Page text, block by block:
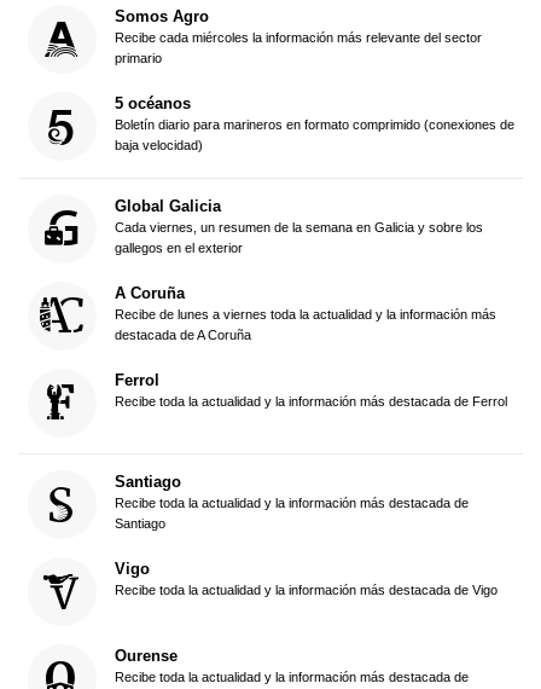
Somos Agro
Recibe cada miércoles la información más relevante del sector
primario
5 océanos
Boletín diario para marineros en formato comprimido (conexiones de
baja velocidad)
Global Galicia
Cada viernes, un resumen de la semana en Galicia y sobre los
gallegos en el exterior
A Coruña
Recibe de lunes a viernes toda la actualidad y la información más
destacada de A Coruña
Ferrol
Recibe toda la actualidad y la información más destacada de Ferrol
Santiago
Recibe toda la actualidad y la información más destacada de
Santiago
Vigo
Recibe toda la actualidad y la información más destacada de Vigo
Ourense
Recibe toda la actualidad y la información más destacada de